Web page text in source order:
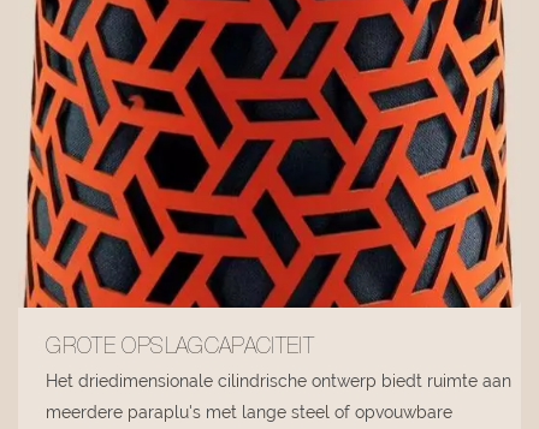
GROTE OPSLAGCAPACITEIT
Het driedimensionale cilindrische ontwerp biedt ruimte aan
meerdere paraplu's met lange steel of opvouwbare